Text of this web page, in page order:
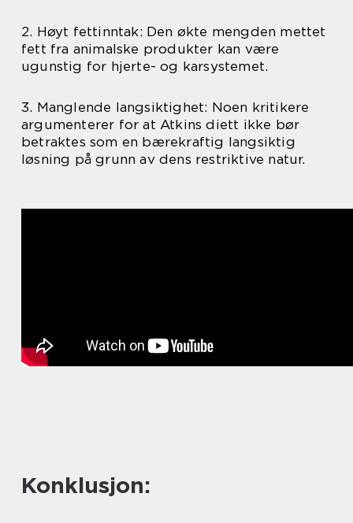
2. Høyt fettinntak: Den økte mengden mettet
fett fra animalske produkter kan være
ugunstig for hjerte- og karsystemet.
3. Manglende langsiktighet: Noen kritikere
argumenterer for at Atkins diett ikke bør
betraktes som en bærekraftig langsiktig
løsning på grunn av dens restriktive natur.
Konklusjon: